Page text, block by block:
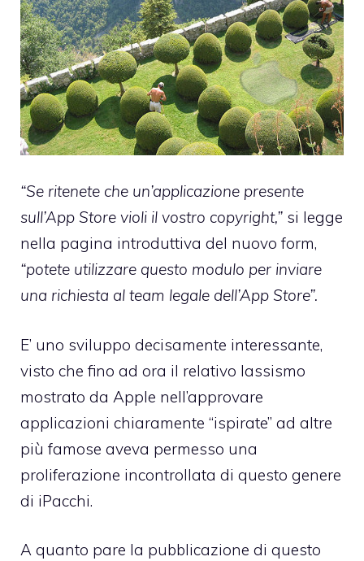
“Se ritenete che un’applicazione presente
sull’App Store violi il vostro copyright,” si legge
nella pagina introduttiva del nuovo form,
“potete utilizzare questo modulo per inviare
una richiesta al team legale dell’App Store”.
E’ uno sviluppo decisamente interessante,
visto che fino ad ora il relativo lassismo
mostrato da Apple nell’approvare
applicazioni chiaramente “ispirate” ad altre
più famose aveva permesso una
proliferazione incontrollata di questo genere
di iPacchi.
A quanto pare la pubblicazione di questo